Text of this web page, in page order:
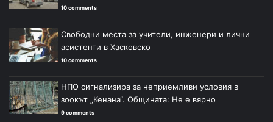
10 comments
Свободни места за учители, инженери и лични
асистенти в Хасковско
10 comments
НПО сигнализира за неприемливи условия в
зоокът „Кенана“. Общината: Не е вярно
9 comments